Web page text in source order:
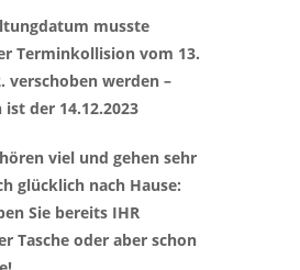
musste
Terminkollision vom 13.
verschoben werden –
der 14.12.2023
viel und gehen sehr
glücklich nach Hause:
Sie bereits IHR
Tasche oder aber schon